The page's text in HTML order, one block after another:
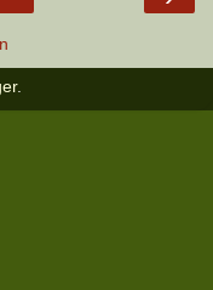
.